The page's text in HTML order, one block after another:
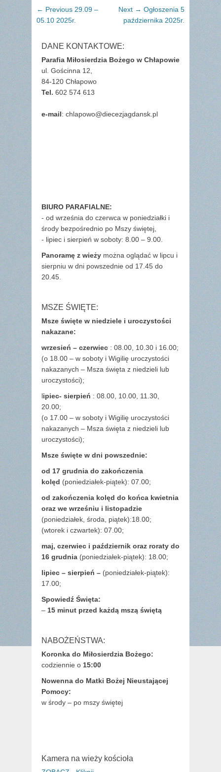
Nawigacja
wpisu
← Previous Previous
post:
29.09 –
05.10 2025r.
Next → Next
post:
Ogłoszenia 5
października 2025r.
DANE KONTAKTOWE:
Parafia Miłosierdzia Bożego w Chłapowie
ul. Gościnna 12,
84-120 Chłapowo
Tel. 602 574 613
e-mail: chlapowo@diecezjagdansk.pl
BIURO PARAFIALNE:
- od września do czerwca w poniedziałki i
środy bezpośrednio po Mszy świętej,
- lipiec i sierpień w soboty: 8.00 – 9.00.
Panoramę z wieży można oglądać w lipcu i
sierpniu w dni powszednie od 17.45 do
20.45.
MSZE ŚWIĘTE:
Msze święte w niedziele i uroczystości
nakazane:
wrzesień – czerwiec : 08.00, 10.30 i 16.00;
(o 18.00 – w soboty i Wigilię uroczystości
nakazanych – Msza święta z niedzieli lub
uroczystości);
lipiec- sierpień : 08.00, 10.00, 11.30,
20.00;
(o 17.00 – w soboty i Wigilię uroczystości
nakazanych – Msza święta z niedzieli lub
uroczystości);
Msze święte w dni powszednie:
od 17 grudnia do zakończenia
kolęd (poniedziałek-piątek): 07.00;
od zakończenia kolęd do końca kwietnia
oraz we wrześniu i listopadzie
(poniedziałek, środa, piątek):18.00;
(wtorek i czwartek): 07.00;
maj, czerwiec i październik oraz roraty do
16 grudnia (poniedziałek-piątek): 18.00;
lipiec – sierpień – (poniedziałek-piątek):
17.00;
Spowiedź Święta:
– 15 minut przed każdą mszą świętą
NABOŻEŃSTWA:
Koronka do Miłosierdzia Bożego:
codziennie o 15:00
Nowenna do Matki Bożej Nieustającej
Pomocy:
w środy – po mszy świętej
Kamera na wieży kościoła